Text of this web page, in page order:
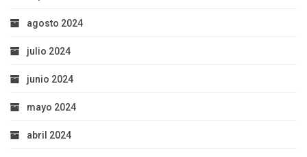
agosto 2024
julio 2024
junio 2024
mayo 2024
abril 2024